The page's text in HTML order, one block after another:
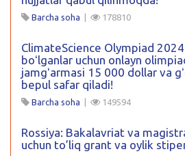
Barcha soha | 178810
ClimateScience Olympiad
boʻlganlar uchun onlayn
jamgʻarmasi 15 000 dollar va
bepul safar qiladi!
Barcha soha | 149594
Rossiya: Bakalavriat va
uchun to’liq grant va oylik